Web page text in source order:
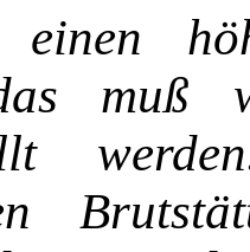
einen